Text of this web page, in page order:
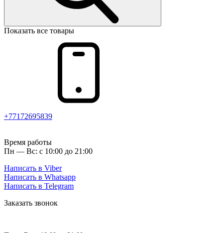
Показать все товары
+77172695839
Время работы
Пн — Вс: с 10:00 до 21:00
Написать в Viber
Написать в Whatsapp
Написать в Telegram
Заказать звонок